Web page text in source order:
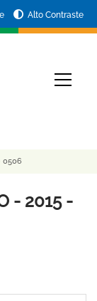
Alto Contraste
0506
- 2015 -